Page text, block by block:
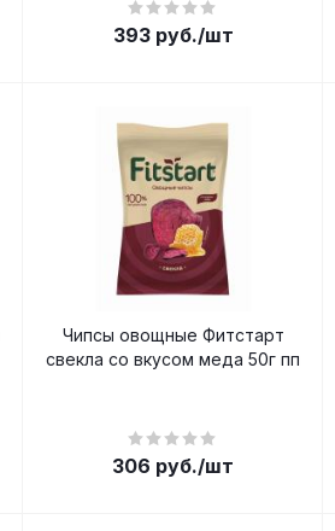
393руб./шт
Чипсы овощные Фитстарт
свекла со вкусом меда 50г пп
306 руб./шт